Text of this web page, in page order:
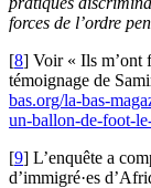
forces de l’ordre
[8] Voir « Ils m’ont
témoignage de
bas.org/la-bas-
un-ballon-de-foot-
[9] L’enquête a
d’immigré·es